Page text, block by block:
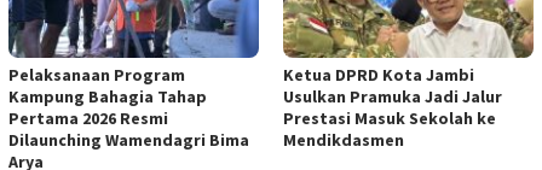
Pelaksanaan Program
Kampung Bahagia Tahap
Pertama 2026 Resmi
Dilaunching Wamendagri Bima
Arya
Ketua DPRD Kota Jambi
Usulkan Pramuka Jadi Jalur
Prestasi Masuk Sekolah ke
Mendikdasmen